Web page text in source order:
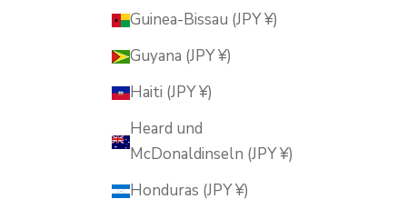
Guinea-Bissau (JPY ¥)
Guyana (JPY ¥)
Haiti (JPY ¥)
Heard und
McDonaldinseln (JPY ¥)
Honduras (JPY ¥)